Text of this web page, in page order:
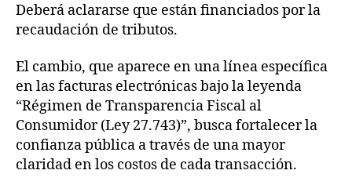
Deberá aclararse que están financiados por la
recaudación de tributos.
El cambio, que aparece en una línea específica
en las facturas electrónicas bajo la leyenda
“Régimen de Transparencia Fiscal al
Consumidor (Ley 27.743)”, busca fortalecer la
confianza pública a través de una mayor
claridad en los costos de cada transacción.